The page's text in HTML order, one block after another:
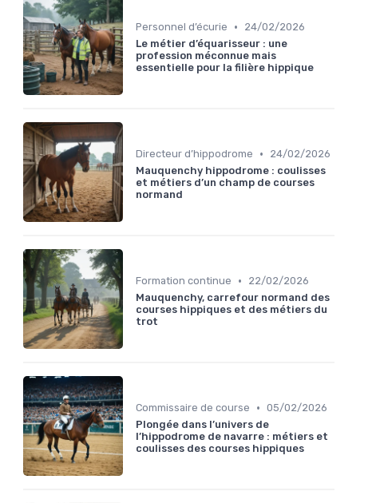
Personnel d’écurie •
24/02/2026
Le métier d’équarisseur : une
profession méconnue mais
essentielle pour la filière hippique
Directeur d’hippodrome •
24/02/2026
Mauquenchy hippodrome : coulisses
et métiers d’un champ de courses
normand
Formation continue •
22/02/2026
Mauquenchy, carrefour normand des
courses hippiques et des métiers du
trot
Commissaire de course • 05/02/2026
Plongée dans l’univers de
l’hippodrome de navarre : métiers et
coulisses des courses hippiques